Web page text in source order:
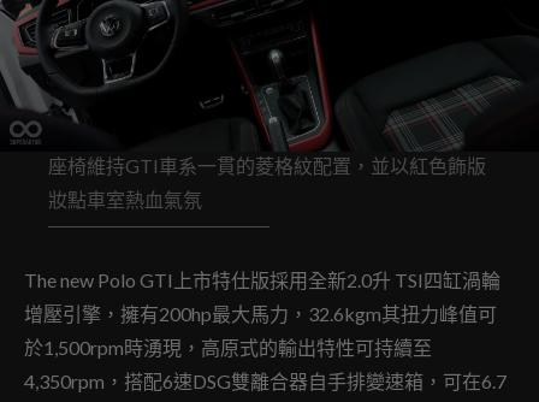
座椅維持GTI車系一貫的菱格紋配置，並以紅色飾版
妝點車室熱血氣氛
The new Polo GTI上市特仕版採用全新2.0升 TSI四缸渦輪
增壓引擎，擁有200hp最大馬力，32.6kgm其扭力峰值可
於1,500rpm時湧現，高原式的輸出特性可持續至
4,350rpm，搭配6速DSG雙離合器自手排變速箱，可在6.7